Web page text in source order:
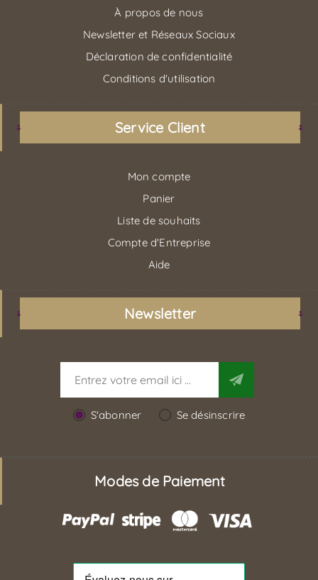
À propos de nous
Newsletter et Réseaux Sociaux
Déclaration de confidentialité
Conditions d'utilisation
Service Client
Mon compte
Panier
Liste de souhaits
Compte d'Entreprise
Aide
Newsletter
S'abonner Se désinscrire
Modes de Paiement